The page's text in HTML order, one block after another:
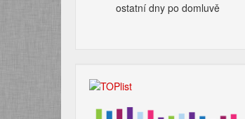
ostatní dny po domluvě